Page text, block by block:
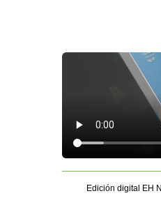
Edición digital EH